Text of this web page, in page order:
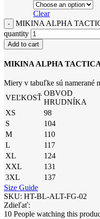
Clear
MIKINA ALPHA
quantity
Add to cart
MIKINA ALPHA
Miery v tabuľke sú namerané
VEĽKOSŤ
OBVOD
HRUDNÍKA
XS
98
S
104
M
110
L
117
XL
124
XXL
131
3XL
137
Size Guide
SKU: HT-BL-ALT-FG-02
Zdieľať:
10 People watching this